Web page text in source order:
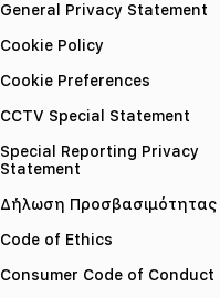
General Privacy Statement
Cookie Policy
Cookie Preferences
CCTV Special Statement
Special Reporting Privacy
Statement
Δήλωση Προσβασιμότητας
Code of Ethics
Consumer Code of Conduct